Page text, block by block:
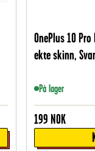
OnePlus 10
ekte skinn,
På lager
199 NOK